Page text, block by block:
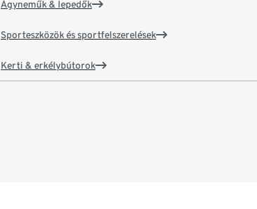
Ágyneműk & lepedők
Sporteszközök és sportfelszerelések
Kerti & erkélybútorok